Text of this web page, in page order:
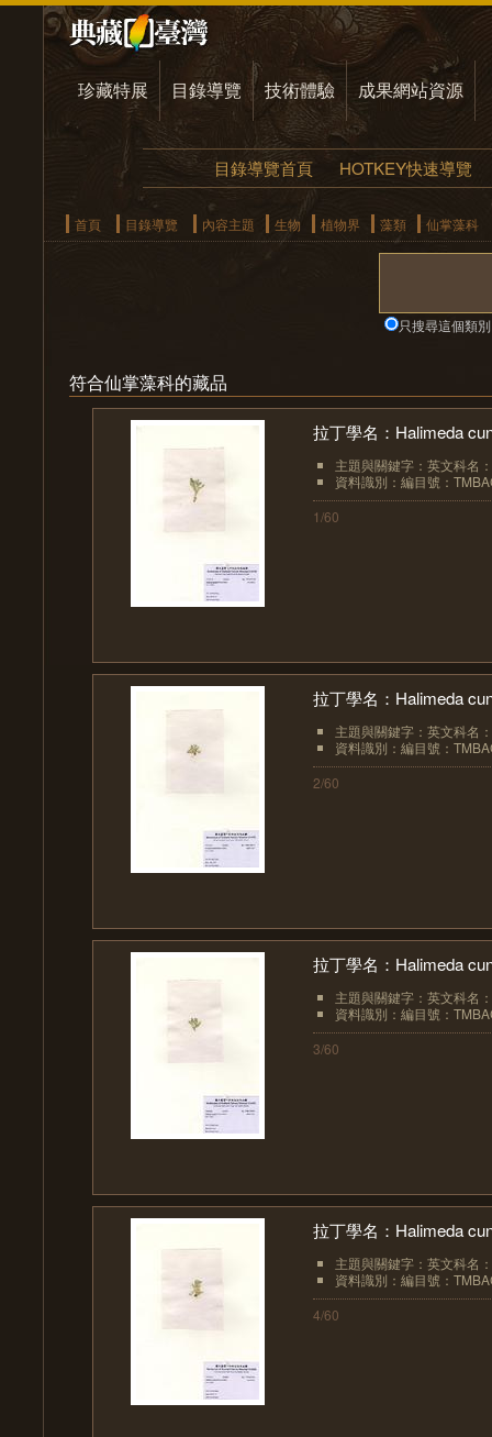
珍藏特展 目錄導覽 技術體驗 成果網站資源
目錄導覽首頁 HOTKEY快速導覽
首頁 目錄導覽 內容主題 生物 植物界 藻類 仙掌藻科
只搜尋這個類別
符合仙掌藻科的藏品
拉丁學名：Halimeda
主題與關鍵字：英文科名
資料識別：編目號：
1/60
拉丁學名：Halimeda
主題與關鍵字：英文科名
資料識別：編目號：
2/60
拉丁學名：Halimeda
主題與關鍵字：英文科名
資料識別：編目號：
3/60
拉丁學名：Halimeda
主題與關鍵字：英文科名
資料識別：編目號：
4/60